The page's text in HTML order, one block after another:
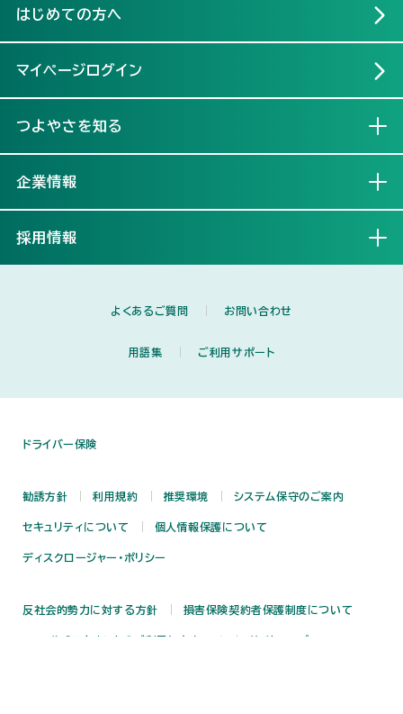
はじめての方へ
マイページログイン
つよやさを知る
企業情報
採用情報
よくあるご質問 お問い合わせ
用語集 ご利用サポート
ドライバー保険
勧誘方針 利用規約 推奨環境 システム保守のご案内
セキュリティについて 個人情報保護について
ディスクロージャー・ポリシー
反社会的勢力に対する方針 損害保険契約者保護制度について
SNS公式アカウントのご利用にあたって サイトマップ